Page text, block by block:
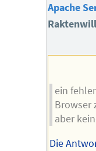
Apache
ein
Browser
aber
Die